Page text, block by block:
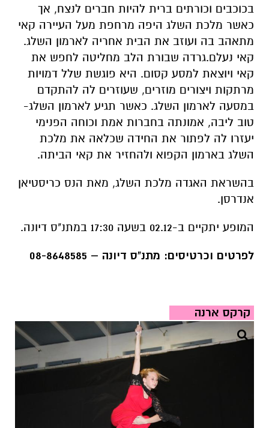
בכוכבים וכורתים ברית להיות חברים לנצח, אך
כאשר מלכת השלג היפה מרחפת מעל העיירה קאי
מתאהב בה ועוזב את הבית אחריה לארמון השלג.
קאי נעלם.גרדה שבורת הלב מחליטה לחפש את
קאי ויוצאת למסע קסום. היא פוגשת שלל דמויות
מרתקות ויצורים מוזרים, שעוזרים לה להתקדם
במסעה לארמון השלג. כאשר תגיע לארמון השלג-
טוב ליבה, אמונתה בחברות אמת וכוחה הפנימי
יעזרו לה לפתור את החידה שכלאה את מלכת
השלג בארמון הקפוא ולהחזיר את קאי הביתה.
בהשראת האגדה מלכת השלג, מאת הנס כריסטיאן
אנדרסן.
המופע יתקיים ב-02.12 בשעה 17:30 במתנ"ס דיונה.
לפרטים וכרטיסים: מתנ"ס דיונה – 08-8648585
קרקס ארנה